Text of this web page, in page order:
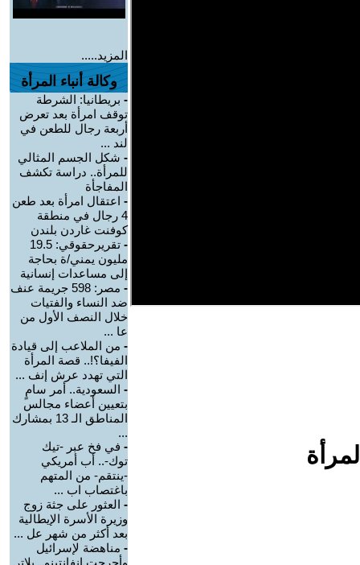
المزيد.....
وكالة أنباء المرأة
- بريطانيا: الشرطة
توقف امرأة بعد تعرض
أربعة رجال للطعن في
لند ...
- شكل الجسم المثالي
للمرأة.. دراسة تكشف
المفاجأة
- اعتقال امرأة بعد طعن
4 رجال في منطقة
كوفنت غاردن بلندن
-
تقريرحقوقي: 19.5
مليون يمني/ة بحاجة
إلى مساعدات إنسانية
-
مصر: 598 جريمة عنف
ضد النساء والفتيات
خلال النصف الأول من
عا ...
- من الملاعب إلى قيادة
الفيفا؟!.. قصة المرأة
التي تهدد عرش إنف ...
- السعودية.. أمر سامٍ
بتعيين أعضاء مجالس
المناطق الـ 13 بمشارك
...
- في فخ عبر -تيك
توك-.. أب أمريكي
-ينتقم- من المتهم
باغتصاب اب ...
- العثور على جثة زوج
وزيرة الأسرة الإيطالية
بعد أكثر من شهر عل ...
- مناهضة لإسرائيل
وأحرجت إنفانتينو.. بلاتر